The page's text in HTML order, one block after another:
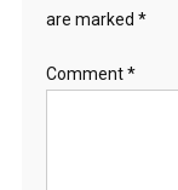
are marked *
Comment*